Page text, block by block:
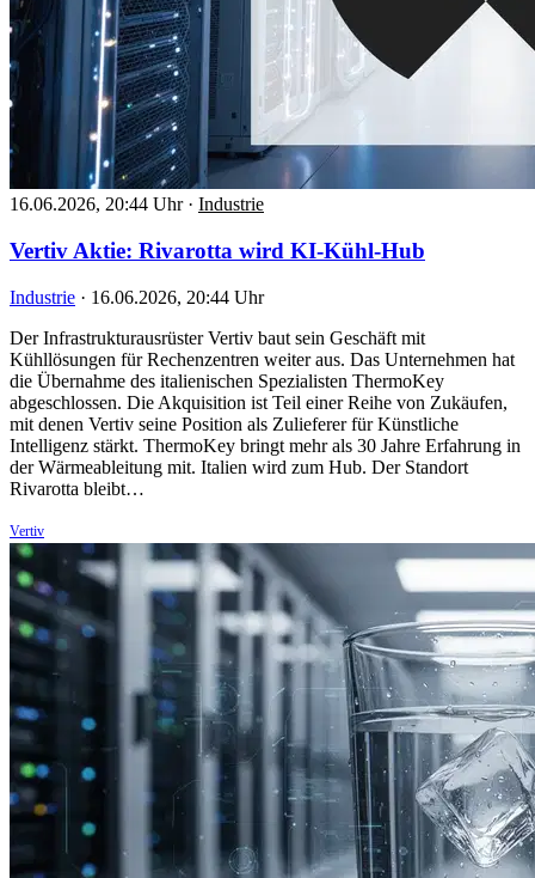
16.06.2026, 20:44 Uhr · Industrie
Vertiv Aktie: Rivarotta wird KI-Kühl-Hub
Industrie · 16.06.2026, 20:44 Uhr
Der Infrastrukturausrüster Vertiv baut sein Geschäft mit
Kühllösungen für Rechenzentren weiter aus. Das Unternehmen hat
die Übernahme des italienischen Spezialisten ThermoKey
abgeschlossen. Die Akquisition ist Teil einer Reihe von Zukäufen,
mit denen Vertiv seine Position als Zulieferer für Künstliche
Intelligenz stärkt. ThermoKey bringt mehr als 30 Jahre Erfahrung in
der Wärmeableitung mit. Italien wird zum Hub. Der Standort
Rivarotta bleibt…
Vertiv